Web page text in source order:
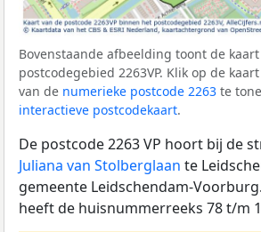
Bovenstaande afbeelding toont de
postcodegebied 2263VP. Klik op de
van de numerieke postcode 2263 te
interactieve postcodekaart.
De postcode 2263 VP hoort bij de
Juliana van Stolberglaan te
gemeente Leidschendam-
heeft de huisnummerreeks 78 t/m